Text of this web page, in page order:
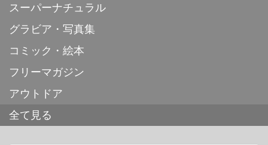
スーパーナチュラル
グラビア・写真集
コミック・絵本
フリーマガジン
アウトドア
全て見る